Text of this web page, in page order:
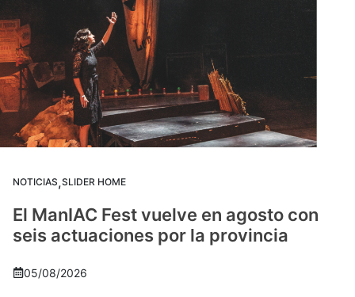
NOTICIAS,SLIDER HOME
El ManIAC Fest vuelve en agosto con
seis actuaciones por la provincia
05/08/2026